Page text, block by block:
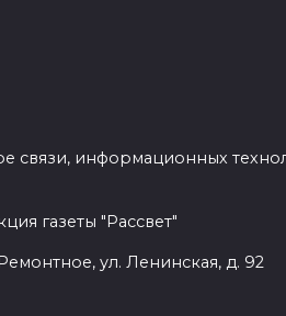
связи, информационных
газеты "Рассвет"
ул. Ленинская, д. 92